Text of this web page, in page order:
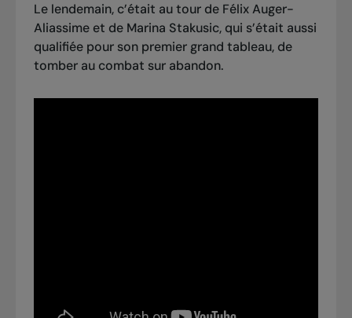
Le lendemain, c’était au tour de Félix Auger-
Aliassime et de Marina Stakusic, qui s’était aussi
qualifiée pour son premier grand tableau, de
tomber au combat sur abandon.